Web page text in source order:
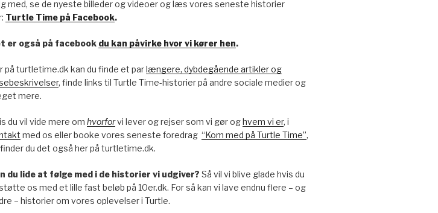
med, se de nyeste billeder og videoer og læs vores seneste historier
Turtle Time på Facebook.
er også på facebook du kan påvirke hvor vi kører hen.
på turtletime.dk kan du finde et parlængere, dybdegående artikler og
, finde links til Turtle Time-historier på andre sociale medier og
mere.
du vil vide mere om hvorforvi lever og rejser som vi gør oghvem vi er, i
med os eller booke vores seneste foredrag “Kom med på Turtle Time”,
du det også her på turtletime.dk.
du lide at følge med i de historier vi udgiver? Så vil vi blive glade hvis du
os med et lille fast beløb på 10er.dk. For så kan vi lave endnu flere – og
– historier om vores oplevelser i Turtle.